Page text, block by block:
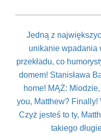
Jedną z
unikanie wpadania
przekładu, co
domem! Stanisława
home! MĄŻ:
you, Matthew? Finally!
Czyż jesteś to ty,
takiego